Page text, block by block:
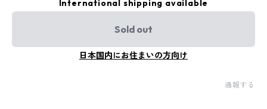
International shipping available
Sold out
日本国内にお住まいの方向け
通報する